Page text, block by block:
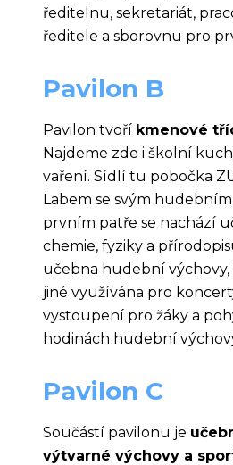
ředitelnu, sekretariát,
ředitele a sborovnu pro
Pavilon B
Pavilon tvoří kmenové
Najdeme zde i školní
vaření. Sídlí tu pobočka
Labem se svým
prvním patře se nachází
chemie, fyziky a
učebna hudební výchovy,
jiné využívána pro
vystoupení pro žáky a
hodinách hudební
Pavilon C
Součástí pavilonu je
výtvarné výchovy a